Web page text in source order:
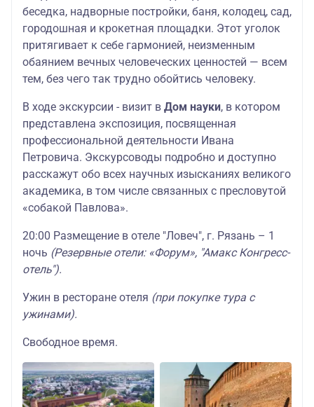
беседка, надворные постройки, баня, колодец, сад,
городошная и крокетная площадки. Этот уголок
притягивает к себе гармонией, неизменным
обаянием вечных человеческих ценностей — всем
тем, без чего так трудно обойтись человеку.
В ходе экскурсии - визит в Дом науки, в котором
представлена экспозиция, посвященная
профессиональной деятельности Ивана
Петровича. Экскурсоводы подробно и доступно
расскажут обо всех научных изысканиях великого
академика, в том числе связанных с пресловутой
«собакой Павлова».
20:00 Размещение в отеле "Ловеч", г. Рязань – 1
ночь (Резервные отели: «Форум», "Амакс Конгресс-
отель").
Ужин в ресторане отеля (при покупке тура с
ужинами).
Свободное время.